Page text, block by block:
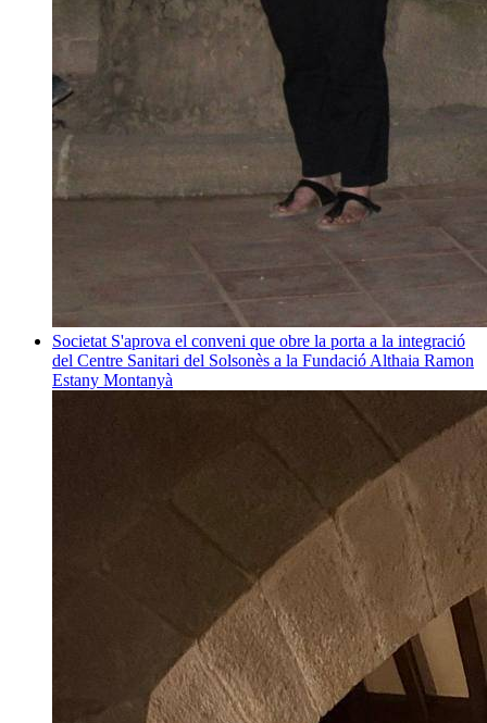
Societat S'aprova el conveni que obre la porta a la integració
del Centre Sanitari del Solsonès a la Fundació Althaia Ramon
Estany Montanyà